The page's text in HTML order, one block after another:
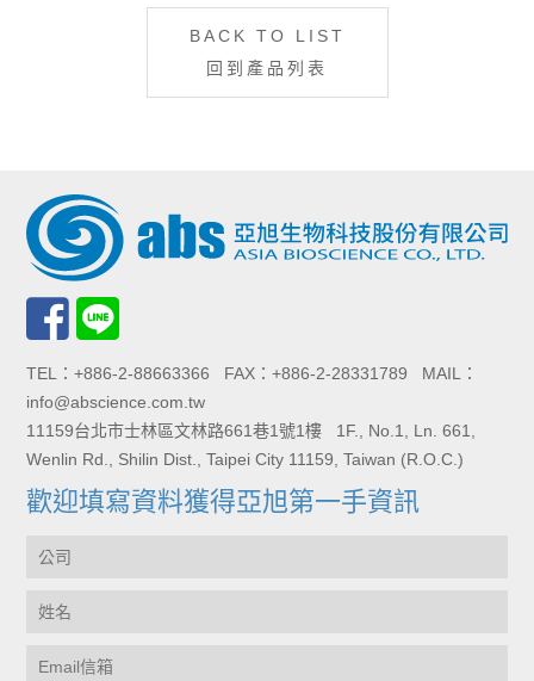
BACK TO LIST
回到產品列表
TEL：+886-2-88663366 FAX：+886-2-28331789 MAIL：
info@abscience.com.tw
11159台北市士林區文林路661巷1號1樓 1F., No.1, Ln. 661,
Wenlin Rd., Shilin Dist., Taipei City 11159, Taiwan (R.O.C.)
歡迎填寫資料獲得亞旭第一手資訊